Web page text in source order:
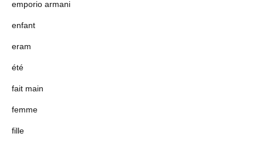
emporio armani
enfant
eram
été
fait main
femme
fille